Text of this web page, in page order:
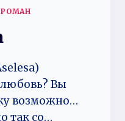
Вы
возможно…
так со…